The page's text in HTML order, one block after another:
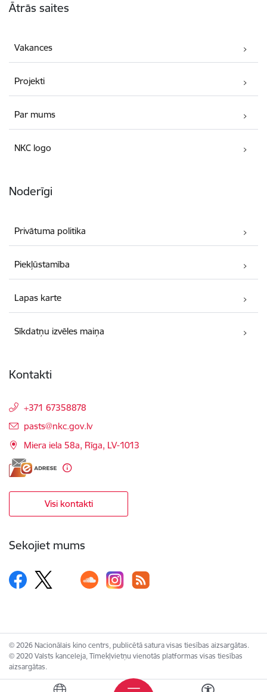
Ātrās saites
Vakances
Projekti
Par mums
NKC logo
Noderīgi
Privātuma politika
Piekļūstamība
Lapas karte
Sīkdatņu izvēles maiņa
Kontakti
+371 67358878
E-pasts:
pasts@nkc.gov.lv
Miera iela 58a, Rīga, LV-1013
Visi kontakti
Sekojiet mums
© 2026 Nacionālais kino centrs, publicētā satura visas tiesības aizsargātas.
© 2020 Valsts kanceleja, Tīmekļvietņu vienotās platformas visas tiesības
aizsargātas.